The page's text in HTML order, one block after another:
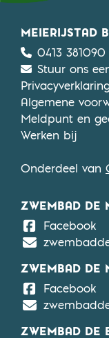
MEIERIJSTAD
0413 381090
Stuur ons
Algemene
Meldpunt en
Werken bij
Onderdeel van
ZWEMBAD DE
Facebook
ZWEMBAD DE
Facebook
ZWEMBAD DE